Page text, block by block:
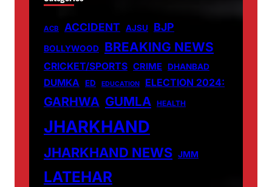
ACB ACCIDENT AJSU BJP
BOLLYWOOD BREAKING NEWS
CRICKET/SPORTS CRIME DHANBAD
DUMKA ED EDUCATION ELECTION 2024:
GARHWA GUMLA HEALTH
JHARKHAND
JHARKHAND NEWS JMM
LATEHAR